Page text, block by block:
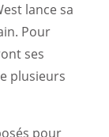
lance sa
Pour
ses
plusieurs
pour